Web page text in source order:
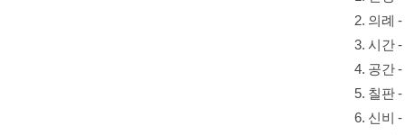
2. 의례
3. 시간
4. 공간
5. 칠판
6. 신비